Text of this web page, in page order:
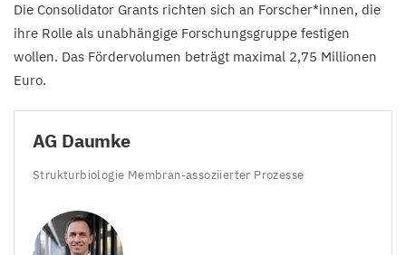
Die Consolidator Grants richten sich an Forscher*innen, die
ihre Rolle als unabhängige Forschungsgruppe festigen
wollen. Das Fördervolumen beträgt maximal 2,75 Millionen
Euro.
AG Daumke
Strukturbiologie Membran-assoziierter Prozesse